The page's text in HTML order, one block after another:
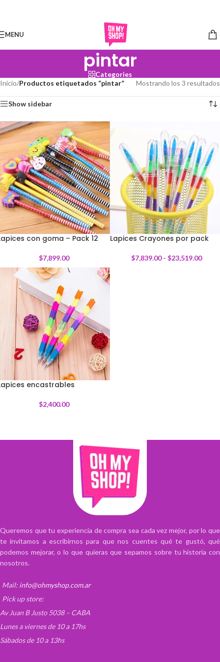
MENU
pintar
Categories
Inicio/Productos etiquetados “pintar” Mostrando los 3 resultados
Show sidebar
con goma – Pack 12
$7,899.00
Lapices Crayones por pack
$7,839.00 - $23,519.00
encastrables
$2,400.00
Queremos que tu experiencia de compra sea cada vez mejor, por lo que
te invitamos a escribirnos para que nos cuentes qué te gustó, qué
podemos mejorar, o lo que quieras que sepamos sobre tu historia con
nosotros.
Mail: info@ohmyshop.com.ar
Pick up store:
Av Juan B Justo 5038 – CABA
Lunes a viernes de 10 a 17hs
Sábados de 10 a 13hs